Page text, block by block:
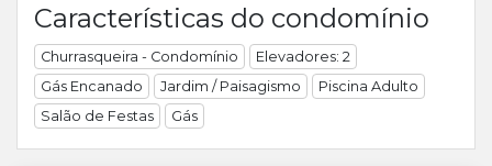
Características do condomínio
Churrasqueira - Condomínio
Elevadores: 2
Gás Encanado
Jardim / Paisagismo
Piscina Adulto
Salão de Festas
Gás